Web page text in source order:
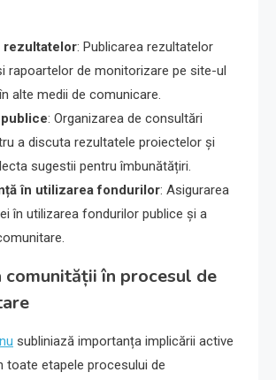
rezultatelor: Publicarea rezultatelor
rapoartelor de monitorizare pe site-ul
alte medii de comunicare.
: Organizarea de consultări
a discuta rezultatele proiectelor și
sugestii pentru îmbunătățiri.
în utilizarea fondurilor: Asigurarea
în utilizarea fondurilor publice și a
comunității în procesul de
subliniază importanța implicării active
toate etapele procesului de